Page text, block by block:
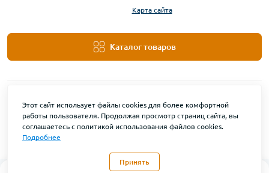
Карта сайта
Каталог товаров
Этот сайт использует файлы cookies для более комфортной
работы пользователя. Продолжая просмотр страниц сайта, вы
соглашаетесь с политикой использования файлов cookies.
Подробнее
Принять